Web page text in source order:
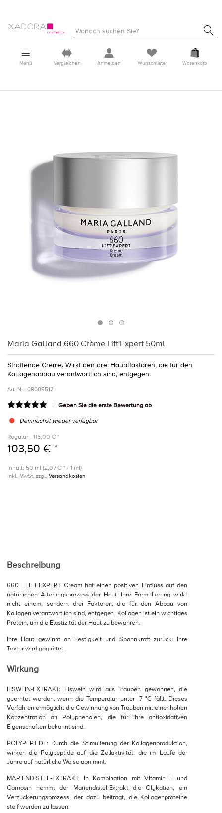
Menü Vergleichen Anmelden Wunschliste Warenkorb
Maria Galland 660 Crème Lift'Expert 50ml
Straffende Creme. Wirkt den drei Hauptfaktoren, die für den
Kollagenabbau verantwortlich sind, entgegen.
Art.-Nr.: 08009512
Geben Sie die erste Bewertung ab
Demnächst wieder verfügbar
Regulär: 115,00 € *
103,50 € *
Inhalt: 50 ml (2,07 € * / 1 ml)
inkl. MwSt. zzgl. Versandkosten
Beschreibung
660 | LIFT'EXPERT Cream hat einen positiven Einfluss auf den
natürlichen Alterungsprozess der Haut. Ihre Formulierung wirkt
nicht einem, sondern drei Faktoren, die für den Abbau von
Kollagen verantwortlich sind, entgegen. Kollagen ist ein wichtiges
Protein, um die Elastizität der Haut zu bewahren.
Ihre Haut gewinnt an Festigkeit und Spannkraft zurück. Ihre
Textur wird geglättet.
Wirkung
EISWEIN-EXTRAKT: Eiswein wird aus Trauben gewonnen, die
geerntet werden, wenn die Temperatur unter -7 °C fällt. Dieses
Verfahren ermöglicht die Gewinnung von Trauben mit einer hohen
Konzentration an Polyphenolen, die für ihre antioxidativen
Eigenschaften bekannt sind.
POLYPEPTIDE: Durch die Stimulierung der Kollagenproduktion,
wirken die Polypeptide auf die Zellaktivität, die im Laufe der
Jahre auf natürliche Weise abnimmt.
MARIENDISTEL-EXTRAKT: In Kombination mit VItamin E und
Carnosin hemmt der Mariendistel-Extrakt die Glykation, ein
Verzuckerungsprozess, der dazu beiträgt, die Kollagenproteine
steif werden zu lassen.